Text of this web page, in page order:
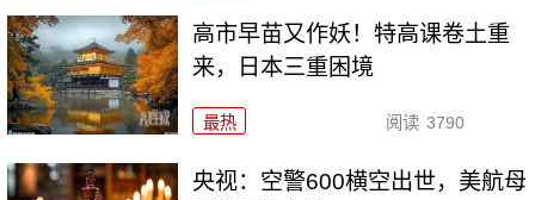
高市早苗又作妖！特高课卷土重
来，日本三重困境
最热 阅读 3790
央视：空警600横空出世，美航母